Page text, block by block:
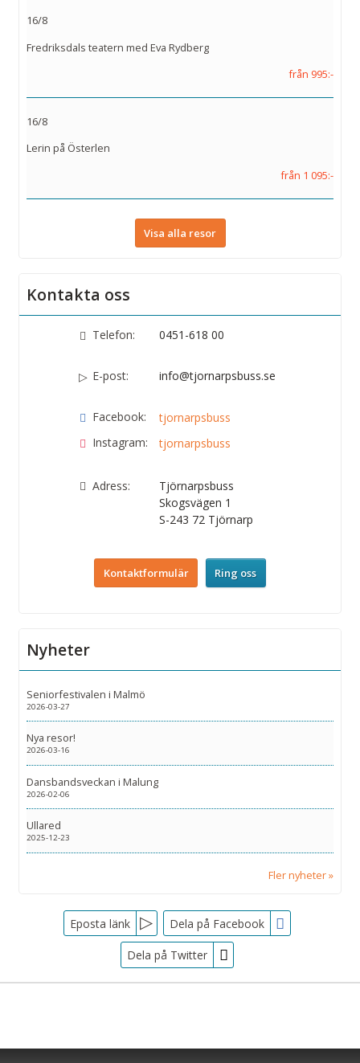
16/8
Fredriksdals teatern med Eva Rydberg
från 995:-
16/8
Lerin på Österlen
från 1 095:-
Visa alla resor
Kontakta oss
Telefon: 0451-618 00
E-post: info@tjornarpsbuss.se
Facebook:
tjornarpsbuss
Instagram:
tjornarpsbuss
Adress:
Tjörnarpsbuss
Skogsvägen 1
S-243 72 Tjörnarp
Kontaktformulär Ring oss
Nyheter
Seniorfestivalen i Malmö
2026-03-27
Nya resor!
2026-03-16
Dansbandsveckan i Malung
2026-02-06
Ullared
2025-12-23
Fler nyheter
FacebookEposta länk Dela på Facebook
Dela på Twitter
Jag samtycker till dataskyddspolicyn.